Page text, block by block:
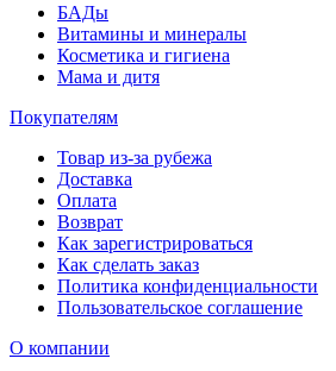
БАДы
Витамины и минералы
Косметика и гигиена
Мама и дитя
Покупателям
Товар из-за рубежа
Доставка
Оплата
Возврат
Как зарегистрироваться
Как сделать заказ
Политика конфиденциальности
Пользовательское соглашение
О компании